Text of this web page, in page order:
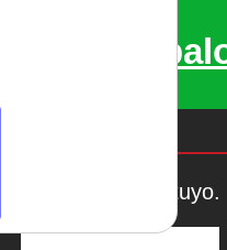
lo que ves, hazlo tuyo.